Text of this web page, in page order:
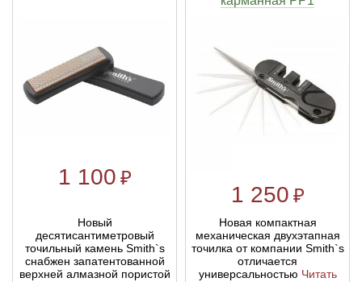
1 100 ₽
Новый
десятисантиметровый
точильный камень Smith`s
снабжен запатентованной
верхней алмазной пористой
1 250 ₽
Новая компактная
механическая двухэтапная
точилка от компании Smith`s
отличается
универсальностью Читать